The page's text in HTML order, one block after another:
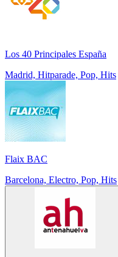
Los 40 Principales España
Madrid, Hitparade, Pop, Hits
Flaix BAC
Barcelona, Electro, Pop, Hits